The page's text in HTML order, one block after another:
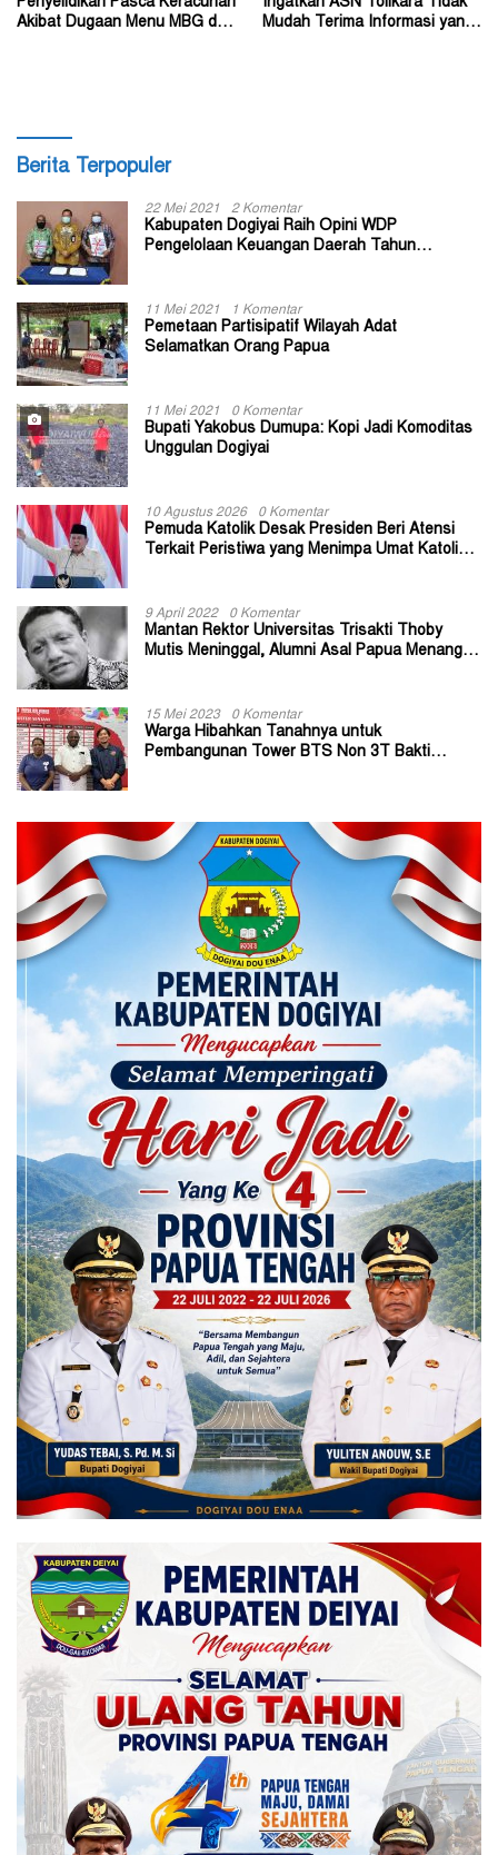
Penyelidikan Pasca Keracunan
Akibat Dugaan Menu MBG di
Ingatkan ASN Tolikara Tidak
Mudah Terima Informasi yang
Berita Terpopuler
22 Mei 2021 2 Komentar
Kabupaten Dogiyai Raih Opini WDP
Pengelolaan Keuangan Daerah Tahun
11 Mei 2021 1 Komentar
Pemetaan Partisipatif Wilayah Adat
Selamatkan Orang Papua
11 Mei 2021 0 Komentar
Bupati Yakobus Dumupa: Kopi Jadi Komoditas
Unggulan Dogiyai
10 Agustus 2026 0 Komentar
Pemuda Katolik Desak Presiden Beri Atensi
Terkait Peristiwa yang Menimpa Umat Katolik
9 April 2022 0 Komentar
Mantan Rektor Universitas Trisakti Thoby
Mutis Meninggal, Alumni Asal Papua Menangis:
15 Mei 2023 0 Komentar
Warga Hibahkan Tanahnya untuk
Pembangunan Tower BTS Non 3T Bakti